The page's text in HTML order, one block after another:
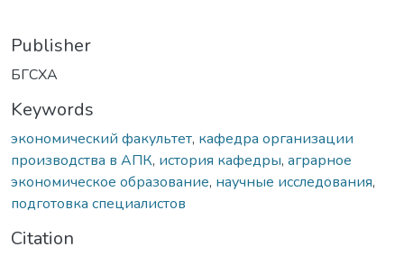
Publisher
БГСХА
Keywords
экономический факультет, кафедра организации
производства в АПК, история кафедры, аграрное
экономическое образование, научные исследования,
подготовка специалистов
Citation